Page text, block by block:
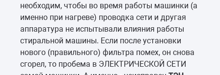
необходим, чтобы во время работы машинки (а
именно при нагреве) проводка сети и другая
аппаратура не испытывали влияния работы
стиральной машины. Если после установки
нового (правильного) фильтра помех, он снова
сгорел, то пробема в ЭЛЕКТРИЧЕСКОЙ СЕТИ